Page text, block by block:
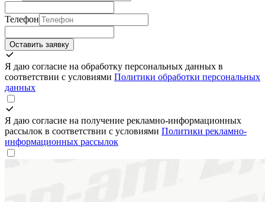
Телефон
Оставить заявку
Я даю согласие на обработку персональных данных в
соответствии с условиями Политики обработки персональных
данных
Я даю согласие на получение рекламно-информационных
рассылок в соответствии с условиями Политики рекламно-
информационных рассылок